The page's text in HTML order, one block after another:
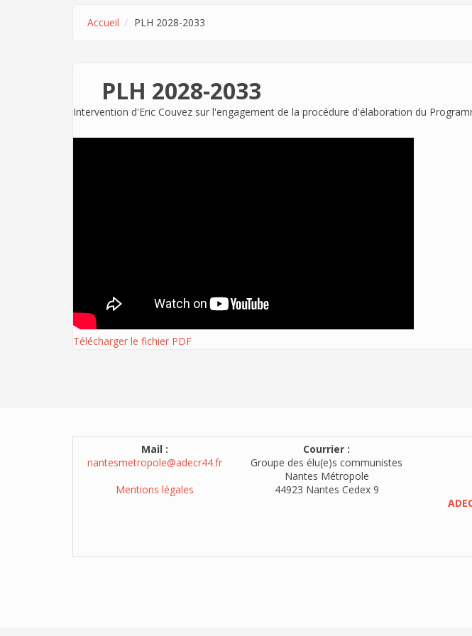
Accueil PLH 2028-2033
PLH 2028-2033
Intervention d'Eric Couvez sur l'engagement de la procédure d'élaboration du
Télécharger le fichier PDF
Mail :
nantesmetropole@adecr44.fr
Mentions légales
Courrier :
Groupe des élu(e)s communistes
Nantes Métropole
44923 Nantes Cedex 9